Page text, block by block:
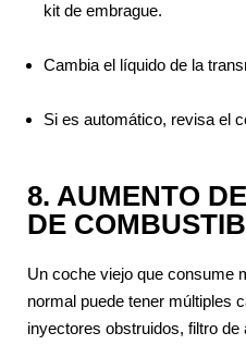
kit de embrague.
Cambia el líquido de la
Si es automático, revisa el
8. AUMENTO
DE
Un coche viejo que consume
normal puede tener múltiples
inyectores obstruidos, filtro